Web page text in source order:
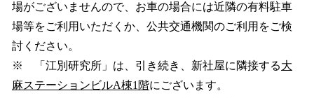
場がございませんので、お車の場合には近隣の有料駐車
場等をご利用いただくか、公共交通機関のご利用をご検
討ください。
※ 「江別研究所」は、引き続き、新社屋に隣接する大
麻ステーションビルA棟1階にございます。